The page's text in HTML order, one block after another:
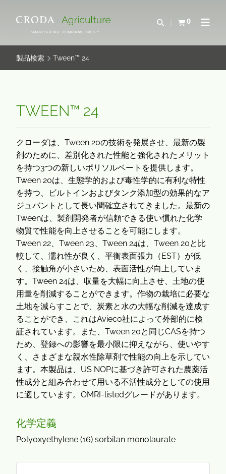
ン
を
ー
ス
SMART SCIENCE TO IMPROVE LIVES™
検索を開く
0
カートを確認す
ナビ
製品検索 Tween™ 24
TWEEN™ 24
クローダは、Tween 20の技術を発展させ、最新の製
剤のために、差別化された性能と強化されたメリット
を持つ3つの新しいポリソルベートを提供します。
Tween 20は、生態学的および毒性学的に有利な特性
を持つ、ビルトインおよびタンク添加型の効果的なア
ジュバントとして長い間確立されてきました。最新の
Tweenは、製剤開発者が信頼できる使い慣れた化学
物質で性能を向上させることを可能にします。
Tween 22、Tween 23、Tween 24は、Tween 20と比
較して、濡れ性が良く、平衡表面張力（EST）が低
く、接触角が小さいため、表面活性が向上していま
す。Tween 24は、収量を大幅に向上させ、土地の使
用量を削減することができます。作物の栽培に必要な
土地を減らすことで、炭素と水の大幅な削減を達成す
ることができ、これはAvieco社によって外部的に検
証されています。また、Tween 20と同じCASを持つ
ため、登録への影響を最小限に抑えながら、使いやす
く、さまざまな親水性除草剤で性能の向上を示してい
ます。本製品は、US NOPに基づき許可された農薬活
性成分と組み合わせて用いる不活性成分としての使用
に適しています。OMRI-listedグレードがあります。
化学定義
Polyoxyethylene (16) sorbitan monolaurate